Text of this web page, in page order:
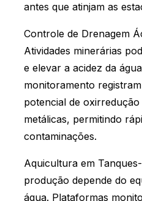
antes que atinjam as
Controle de Drenagem
Atividades minerárias
e elevar a acidez da
monitoramento
potencial de
metálicas, permitindo
contaminações.
Aquicultura em
produção depende do
água. Plataformas